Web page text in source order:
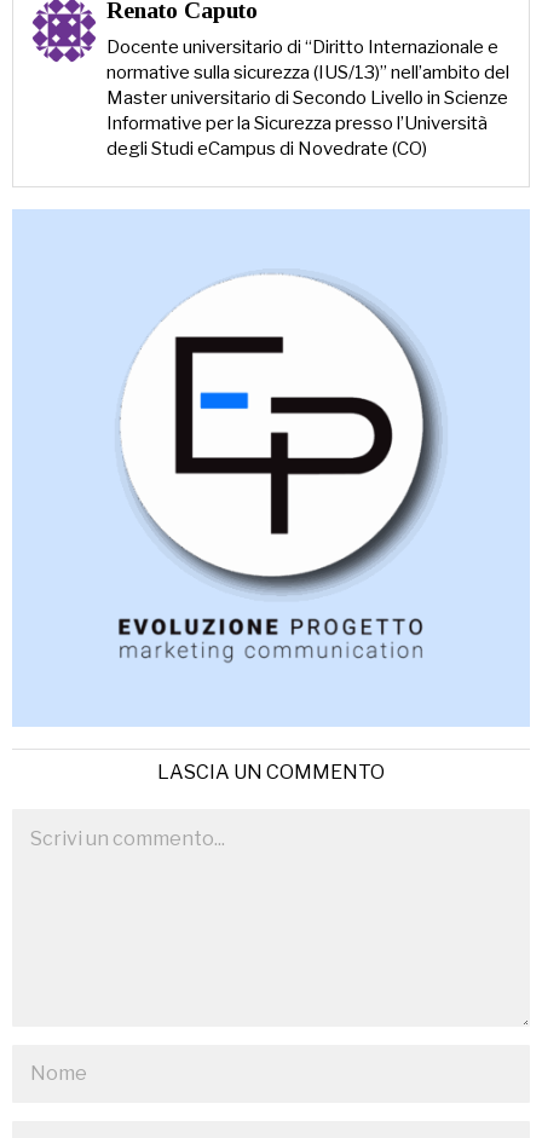
Renato Caputo
Docente universitario di “Diritto Internazionale e
normative sulla sicurezza (IUS/13)” nell’ambito del
Master universitario di Secondo Livello in Scienze
Informative per la Sicurezza presso l’Università
degli Studi eCampus di Novedrate (CO)
LASCIA UN COMMENTO